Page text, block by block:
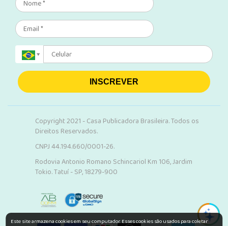
INSCREVER
Copyright 2021 - Casa Publicadora Brasileira. Todos os
Direitos Reservados.
CNPJ 44.194.660/0001-26.
Rodovia Antonio Romano Schincariol Km 106, Jardim
Tokio. Tatuí - SP, 18279-900
Este site armazena cookies em seu computador. Esses cookies são usados para coletar